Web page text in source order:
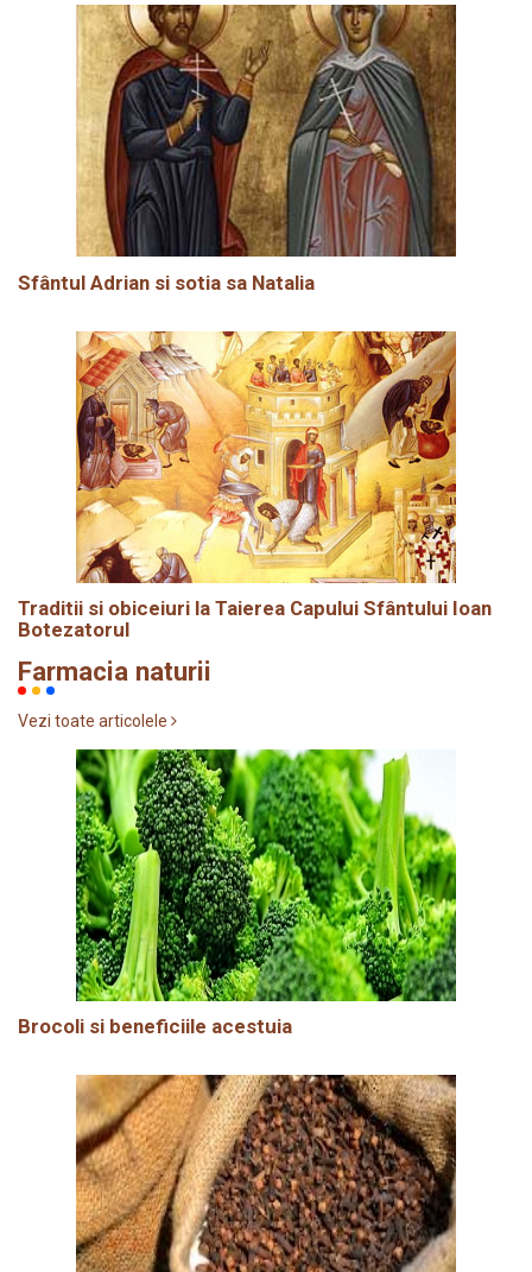
Sfântul Adrian si sotia sa Natalia
Traditii si obiceiuri la Taierea Capului Sfântului Ioan
Botezatorul
Farmacia naturii
Vezi toate articolele
Brocoli si beneficiile acestuia